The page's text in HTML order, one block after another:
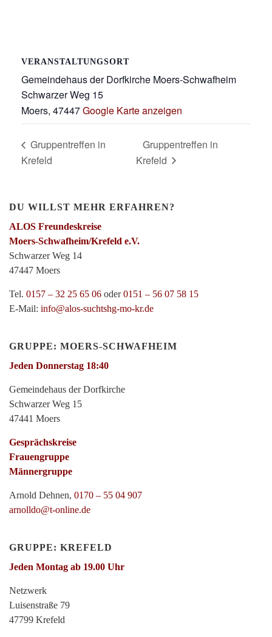
VERANSTALTUNGSORT
Gemeindehaus der Dorfkirche Moers-Schwafheim
Schwarzer Weg 15
Moers, 47447Google Karte anzeigen
Gruppentreffen in
Krefeld
Gruppentreffen in
Krefeld
DU WILLST MEHR ERFAHREN?
ALOS Freundeskreise
Moers-Schwafheim/Krefeld e.V.
Schwarzer Weg 14
47447 Moers
Tel. 0157 – 32 25 65 06 oder0151 – 56 07 58 15
E-Mail: info@alos-suchtshg-mo-kr.de
GRUPPE: MOERS-SCHWAFHEIM
Jeden Donnerstag 18:40
Gemeindehaus der Dorfkirche
Schwarzer Weg 15
47441 Moers
Gesprächskreise
Frauengruppe
Männergruppe
Arnold Dehnen, 0170 – 55 04 907
arnolldo@t-online.de
GRUPPE: KREFELD
Jeden Montag ab 19.00 Uhr
Netzwerk
Luisenstraße 79
47799 Krefeld